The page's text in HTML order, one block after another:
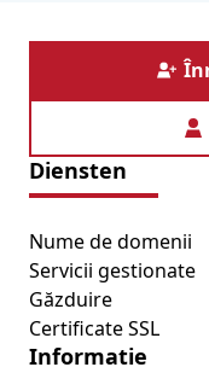
Diensten
Nume de domenii
Servicii gestionate
Găzduire
Certificate SSL
Informatie